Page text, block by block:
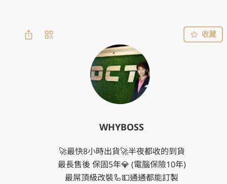
WHYBOSS
🚀最快8小時出貨🚀半夜都收的到貨
最長售後 保固5年💎 (電腦保險10年)
最屌頂級改裝🦾💵通通都能訂製
收藏